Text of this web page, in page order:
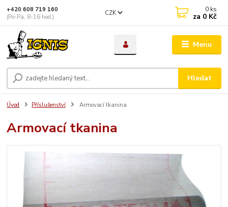
Menu
CZK
Hledat
+420 608 719 160
(Po-Pá, 8-16 hod.)
0 ks
za 0 Kč
Úvod Příslušenství Armovací tkanina
Armovací tkanina